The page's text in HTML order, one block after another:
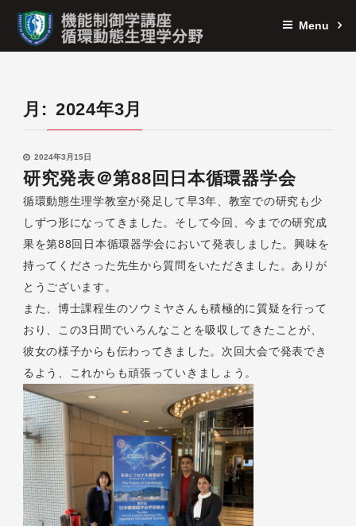
Menu
月: 2024年3月
2024年3月15日
研究発表＠第88回日本循環器学会
循環動態生理学教室が発足して早3年、教室での研究も少
しずつ形になってきました。そして今回、今までの研究成
果を第88回日本循環器学会において発表しました。興味を
持ってくださった先生から質問をいただきました。ありが
とうございます。
また、博士課程生のソウミヤさんも積極的に質疑を行って
おり、この3日間でいろんなことを吸収してきたことが、
彼女の様子からも伝わってきました。次回大会で発表でき
るよう、これからも頑張っていきましょう。